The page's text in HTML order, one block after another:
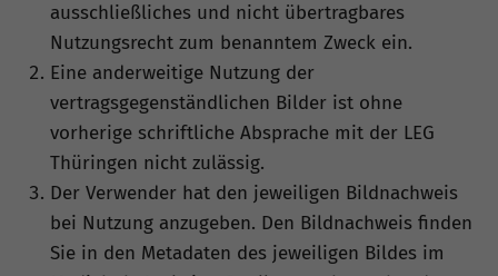
ausschließliches und nicht übertragbares
Nutzungsrecht zum benanntem Zweck ein.
Eine anderweitige Nutzung der
vertragsgegenständlichen Bilder ist ohne
vorherige schriftliche Absprache mit der LEG
Thüringen nicht zulässig.
Der Verwender hat den jeweiligen Bildnachweis
bei Nutzung anzugeben. Den Bildnachweis finden
Sie in den Metadaten des jeweiligen Bildes im